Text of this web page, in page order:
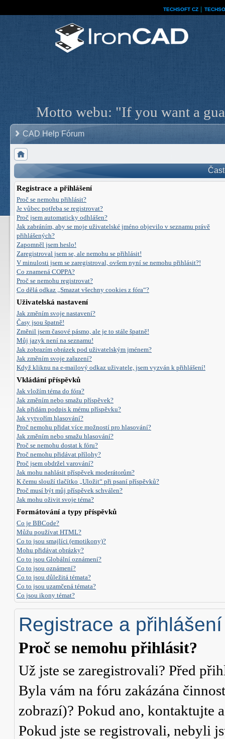
TECHSOFT CZ
Motto webu: "If you want a
CAD Help Fórum
Registrace a přihlášení
Proč se nemohu přihlásit?
Je vůbec potřeba se registrovat?
Proč jsem automaticky odhlášen?
Jak zabráním, aby se moje uživatelské jméno objevilo v seznamu právě
přihlášených?
Zapomněl jsem heslo!
Zaregistroval jsem se, ale nemohu se přihlásit!
V minulosti jsem se zaregistroval, ovšem nyní se nemohu přihlásit?!
Co znamená COPPA?
Proč se nemohu registrovat?
Co dělá odkaz „Smazat všechny cookies z fóra“?
Uživatelská nastavení
Jak změním svoje nastavení?
Časy jsou špatně!
Změnil jsem časové pásmo, ale je to stále špatně!
Můj jazyk není na seznamu!
Jak zobrazím obrázek pod uživatelským jménem?
Jak změním svoje zařazení?
Když kliknu na e-mailový odkaz uživatele, jsem vyzván k přihlášení!
Vkládání příspěvků
Jak vložím téma do fóra?
Jak změním nebo smažu příspěvek?
Jak přidám podpis k mému příspěvku?
Jak vytvořím hlasování?
Proč nemohu přidat více možností pro hlasování?
Jak změním nebo smažu hlasování?
Proč se nemohu dostat k fóru?
Proč nemohu přidávat přílohy?
Proč jsem obdržel varování?
Jak mohu nahlásit příspěvek moderátorům?
K čemu slouží tlačítko „Uložit“ při psaní příspěvků?
Proč musí být můj příspěvek schválen?
Jak mohu oživit svoje téma?
Formátování a typy příspěvků
Co je BBCode?
Můžu používat HTML?
Co to jsou smajlíci (emotikony)?
Mohu přidávat obrázky?
Co to jsou Globální oznámení?
Co to jsou oznámení?
Co to jsou důležitá témata?
Co to jsou uzamčená témata?
Co jsou ikony témat?
Registrace a přihlášení
Proč se nemohu přihlásit?
Už jste se zaregistrovali? Před
Byla vám na fóru zakázána
zobrazí)? Pokud ano, kontaktujte
Pokud jste se registrovali, nebyli